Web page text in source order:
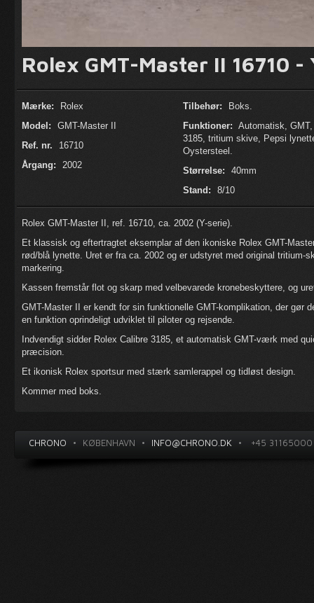
Rolex GMT-Master II 16710 -
Mærke:
Rolex
Model:
GMT-Master II
Ref. nr.
16710
Årgang:
2002
Tilbehør:
Boks.
Funktioner: Automatisk, GMT,
3185, tritium skive, Pepsi
Oystersteel.
Størrelse:
40mm
Stand:
8/10
Rolex GMT-Master II, ref. 16710, ca. 2002 (Y-serie).
Et klassisk og eftertragtet eksemplar af den ikoniske Rolex GMT-
rød/blå lynette. Uret er fra ca. 2002 og er udstyret med original tritium-
markering.
Kassen fremstår flot og skarp med velbevarede kronebeskyttere, og
GMT-Master II er kendt for sin funktionelle GMT-komplikation, der gør
en funktion oprindeligt udviklet til piloter og rejsende.
Indvendigt sidder Rolex Calibre 3185, et automatisk GMT-værk med
præcision.
Et ikonisk Rolex sportsur med stærk samlerappel og tidløst design.
Kommer med boks.
CHRONO • KØBENHAVN • INFO@CHRONO.DK • +45 31165000